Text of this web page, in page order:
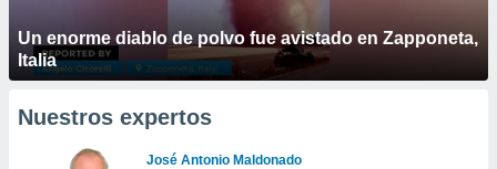
Un enorme diablo de polvo fue avistado en Zapponeta,
Italia
Nuestros expertos
José Antonio Maldonado